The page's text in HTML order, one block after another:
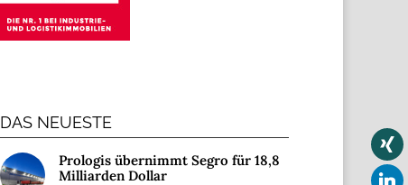
DAS NEUESTE
Prologis übernimmt Segro für 18,8
Milliarden Dollar